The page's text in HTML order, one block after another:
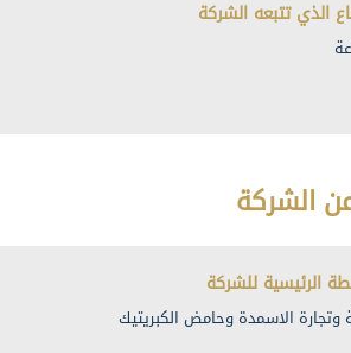
الذي تتبعه الشركة
الشركة
الرئيسية للشركة
وتجارة الاسمدة وحامض الكبريتيك